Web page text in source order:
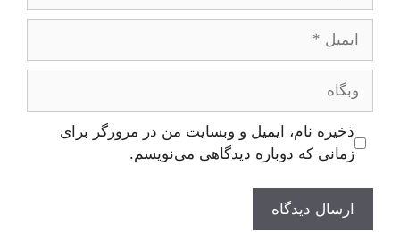
ایمیل
وبگاه
ذخیره نام، ایمیل و وبسایت من در مرورگر برای
زمانی که دوباره دیدگاهی می‌نویسم.